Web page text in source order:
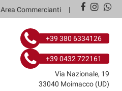
Area Commercianti
+39 380 6334126
+39 0432 722161
Via Nazionale, 19
33040 Moimacco (UD)